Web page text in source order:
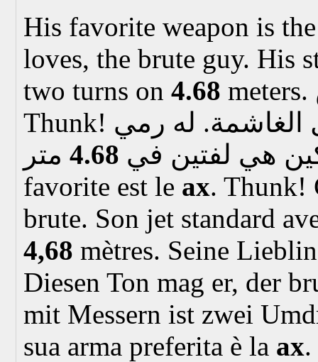
His favorite weapon is
loves, the brute guy. His
two turns on 4.68 meters.
Thunk! هذا الصوت يحب، الرجل الغاشمة. له رمي
هي لفتين في 4.68
favorite est le ax. Thunk!
brute. Son jet standard
4,68 mètres. Seine
Diesen Ton mag er, der
mit Messern ist zwei
sua arma preferita è la ax